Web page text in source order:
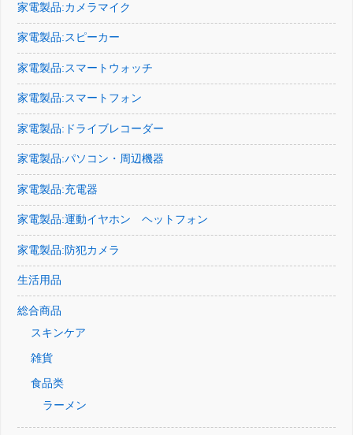
家電製品:カメラマイク
家電製品:スピーカー
家電製品:スマートウォッチ
家電製品:スマートフォン
家電製品:ドライブレコーダー
家電製品:パソコン・周辺機器
家電製品:充電器
家電製品:運動イヤホン ヘットフォン
家電製品:防犯カメラ
生活用品
総合商品
スキンケア
雑貨
食品类
ラーメン